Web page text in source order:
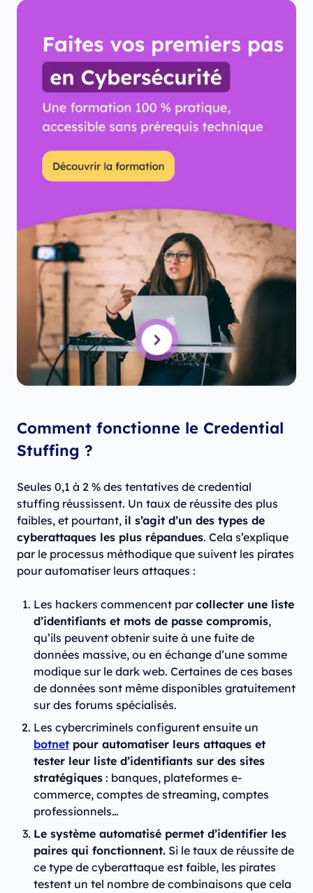
Comment fonctionne le Credential
Stuffing ?
Seules 0,1 à 2 % des tentatives de credential
stuffing réussissent. Un taux de réussite des plus
faibles, et pourtant, il s’agit d’un des types de
cyberattaques les plus répandues. Cela s’explique
par le processus méthodique que suivent les pirates
pour automatiser leurs attaques :
Les hackers commencent parcollecter une liste
d’identifiants et mots de passe compromis,
qu’ils peuvent obtenir suite à une fuite de
données massive, ou en échange d’une somme
modique sur le dark web. Certaines de ces bases
de données sont même disponibles gratuitement
sur des forums spécialisés.
Les cybercriminels configurent ensuite un
botnet pour automatiser leurs attaques et
tester leur liste d’identifiants sur des sites
stratégiques : banques, plateformes e-
commerce, comptes de streaming, comptes
professionnels…
Le système automatisé permet d’identifier les
paires qui fonctionnent. Si le taux de réussite de
ce type de cyberattaque est faible, les pirates
testent un tel nombre de combinaisons que cela